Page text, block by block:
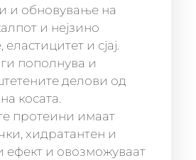
и обновување на
и нејзино
и сјај.
пополнува и
делови од
косата.
протеини имаат
хидратантен и
ефект и овозможуваат